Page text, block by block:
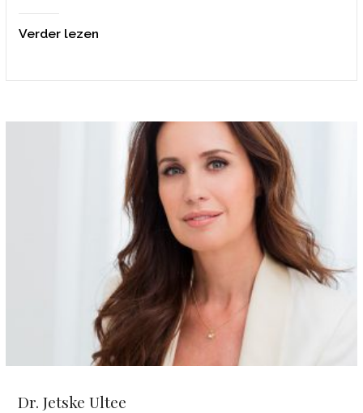
Verder lezen
Dr. Jetske Ultee